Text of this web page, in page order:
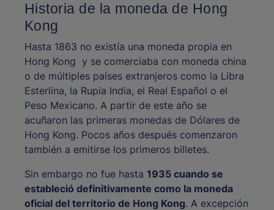
Historia de la moneda de Hong
Kong
Hasta 1863 no existía una moneda propia en
Hong Kong y se comerciaba con moneda china
o de múltiples países extranjeros como la Libra
Esterlina, la Rupia India, el Real Español o el
Peso Mexicano. A partir de este año se
acuñaron las primeras monedas de Dólares de
Hong Kong. Pocos años después comenzaron
también a emitirse los primeros billetes.
Sin embargo no fue hasta 1935 cuando se
estableció definitivamente como la moneda
oficial del territorio de Hong Kong. A excepción